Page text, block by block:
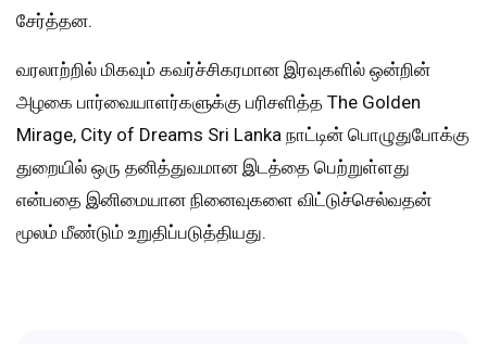
சேர்த்தன.
வரலாற்றில் மிகவும் கவர்ச்சிகரமான இரவுகளில் ஒன்றின்
அழகை பார்வையாளர்களுக்கு பரிசளித்த The Golden
Mirage, City of Dreams Sri Lanka நாட்டின் பொழுதுபோக்கு
துறையில் ஒரு தனித்துவமான இடத்தை பெற்றுள்ளது
என்பதை இனிமையான நினைவுகளை விட்டுச்செல்வதன்
மூலம் மீண்டும் உறுதிப்படுத்தியது.